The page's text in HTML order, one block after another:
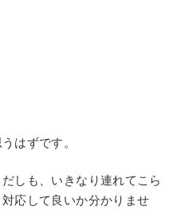
はずです。
しも、いきなり連れてこら
応して良いか分かりませ